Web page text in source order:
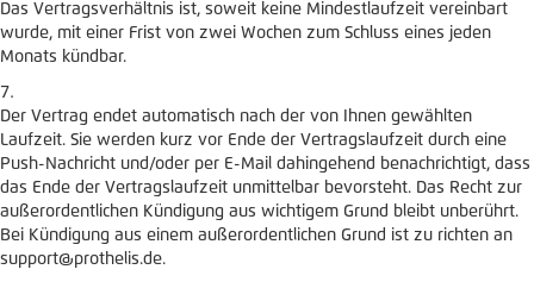
Das Vertragsverhältnis ist, soweit keine Mindestlaufzeit vereinbart
wurde, mit einer Frist von zwei Wochen zum Schluss eines jeden
Monats kündbar.
Der Vertrag endet automatisch nach der von Ihnen gewählten
Laufzeit. Sie werden kurz vor Ende der Vertragslaufzeit durch eine
Push-Nachricht und/oder per E-Mail dahingehend benachrichtigt, dass
das Ende der Vertragslaufzeit unmittelbar bevorsteht. Das Recht zur
außerordentlichen Kündigung aus wichtigem Grund bleibt unberührt.
Bei Kündigung aus einem außerordentlichen Grund ist zu richten an
support@prothelis.de.